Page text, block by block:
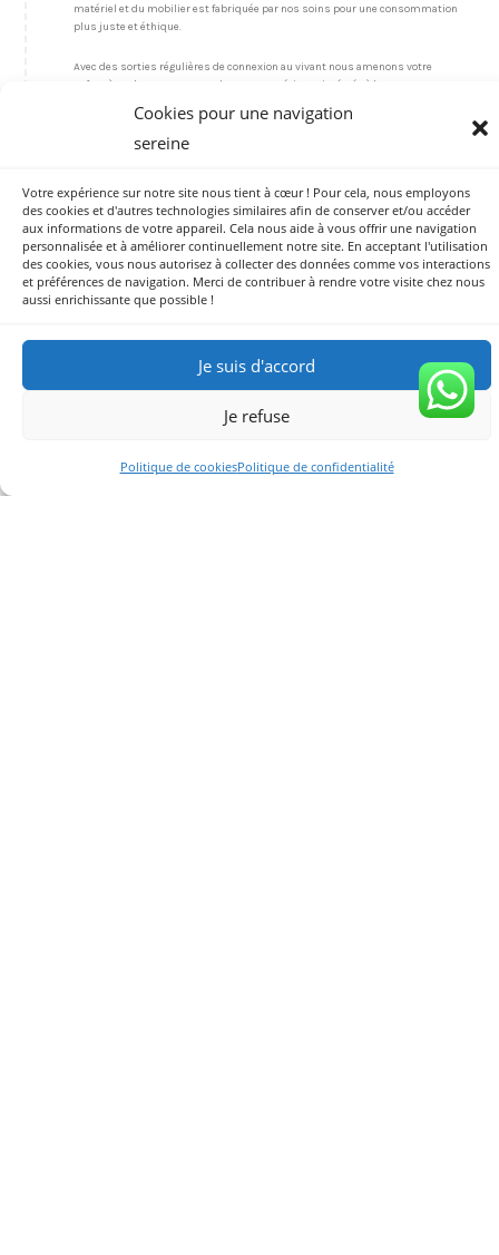
Cookies pour une navigation
sereine
Votre expérience sur notre site nous tient à cœur ! Pour cela, nous employons
des cookies et d'autres technologies similaires afin de conserver et/ou accéder
aux informations de votre appareil. Cela nous aide à vous offrir une navigation
personnalisée et à améliorer continuellement notre site. En acceptant l'utilisation
des cookies, vous nous autorisez à collecter des données comme vos interactions
et préférences de navigation. Merci de contribuer à rendre votre visite chez nous
aussi enrichissante que possible !
Je suis d'accord
Je refuse
Politique de cookiesPolitique de confidentialité
matériel et du mobilier est fabriquée par nos soins pour une consommation
plus juste et éthique.
Avec des sorties régulières de connexion au vivant nous amenons votre
enfant à explorer ses 5 sens dans une expérience intégrée à la nature.
La convivialité et l’entraide sont des valeurs importantes dans notre école.
Et quoi de mieux pour nos enfants que de montrer l’exemple ? Une équipe
solidaire de parents collabore avec notre équipe pédagogique pour créer un
environnement chaleureux et propice à l’épanouissement et aux
ECOLE PARTICIPATIVE
L'ÉCOLE DES
PARENTS